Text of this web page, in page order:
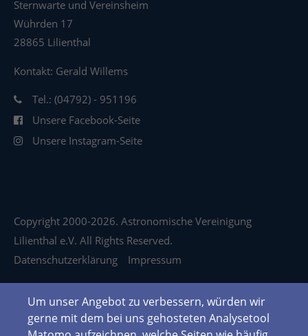
Sternwarte und Vereinsheim
Wührden 17
28865 Lilienthal
Kontakt: Gerald Willems
Tel.: (04792) - 951196
Unsere Facebook-Seite
Unsere Instagram-Seite
Copyright 2000-2026. Astronomische Vereinigung
Lilienthal e.V. All Rights Reserved.
Datenschutzerklärung
Impressum
Um unser Angebot zu verbessern, würden wir
gerne mit dem bei uns gehosteten Analysetool